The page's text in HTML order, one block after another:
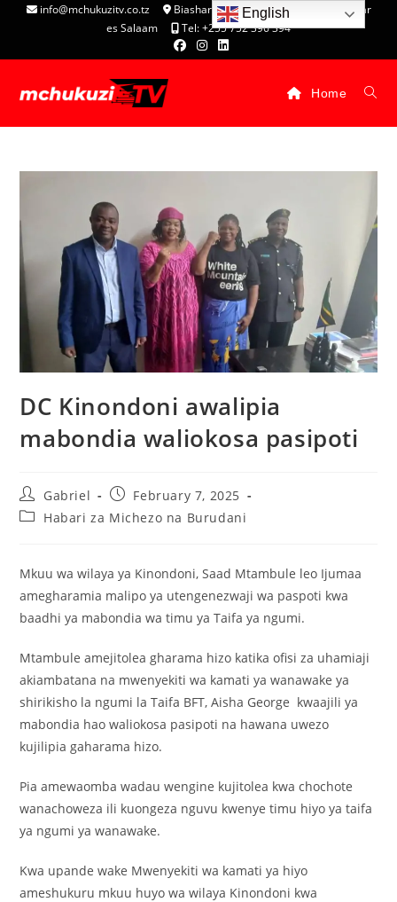
info@mchukuzitv.co.tz
Biashara Complex - P.O. Box 25074, Dar
es Salaam
Tel: +255 752 396 394
Home
DC Kinondoni awalipia
mabondia waliokosa pasipoti
Gabriel
February 7, 2025
Habari za Michezo na Burudani
Mkuu wa wilaya ya Kinondoni, Saad Mtambule leo Ijumaa
amegharamia malipo ya utengenezwaji wa paspoti kwa
baadhi ya mabondia wa timu ya Taifa ya ngumi.
Mtambule amejitolea gharama hizo katika ofisi za uhamiaji
akiambatana na mwenyekiti wa kamati ya wanawake ya
shirikisho la ngumi la Taifa BFT, Aisha George kwaajili ya
mabondia hao waliokosa pasipoti na hawana uwezo
kujilipia gaharama hizo.
Pia amewaomba wadau wengine kujitolea kwa chochote
wanachoweza ili kuongeza nguvu kwenye timu hiyo ya taifa
ya ngumi ya wanawake.
Kwa upande wake Mwenyekiti wa kamati ya hiyo
ameshukuru mkuu huyo wa wilaya Kinondoni kwa
English